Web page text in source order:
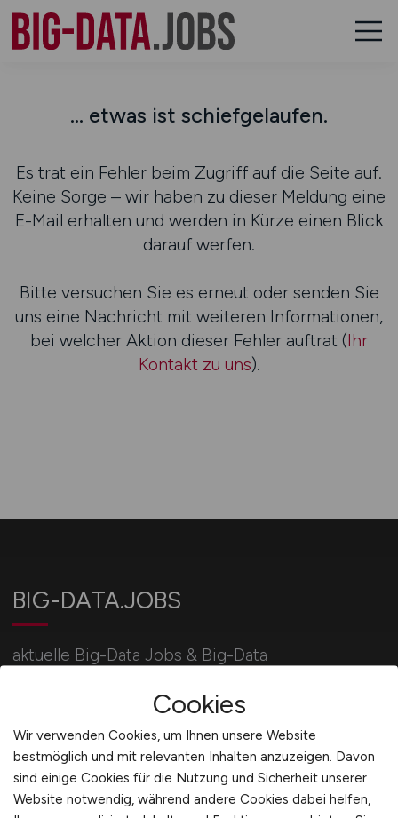
... etwas ist schiefgelaufen.
Es trat ein Fehler beim Zugriff auf die Seite auf.
Keine Sorge – wir haben zu dieser Meldung eine
E-Mail erhalten und werden in Kürze einen Blick
darauf werfen.
Bitte versuchen Sie es erneut oder senden Sie
uns eine Nachricht mit weiteren Informationen,
bei welcher Aktion dieser Fehler auftrat (Ihr
Kontakt zu uns).
BIG-DATA.JOBS
aktuelle Big-Data Jobs & Big-Data
Für Arbeitgeber
Cookies
Wir verwenden Cookies, um Ihnen unsere Website
bestmöglich und mit relevanten Inhalten anzuzeigen. Davon
sind einige Cookies für die Nutzung und Sicherheit unserer
Website notwendig, während andere Cookies dabei helfen,